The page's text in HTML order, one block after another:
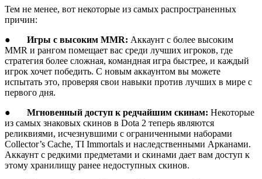
Тем не менее, вот некоторые из самых распространенных
причин:
● Игры с высоким MMR: Аккаунт с более высоким
MMR и рангом помещает вас среди лучших игроков, где
стратегия более сложная, командная игра быстрее, и каждый
игрок хочет победить. С новым аккаунтом вы можете
испытать это, проверяя свои навыки против лучших в мире с
первого дня.
● Мгновенный доступ к редчайшим скинам: Некоторые
из самых знаковых скинов в Dota 2 теперь являются
реликвиями, исчезнувшими с ограниченными наборами
Collector’s Cache, TI Immortals и наследственными Арканами.
Аккаунт с редкими предметами и скинами дает вам доступ к
этому хранилищу ранее недоступных скинов.